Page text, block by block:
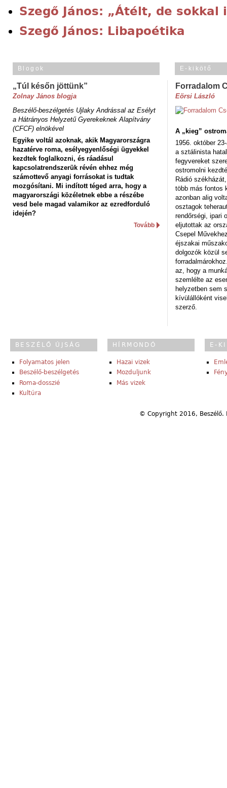
Szegő János: „Átélt, de
Szegő János: Libapoétika
Blogok
„Túl későn jöttünk”
Zolnay János blogja
Beszélő-beszélgetés Ujlaky Andrással az Esélyt
a Hátrányos Helyzetű Gyerekeknek Alapítvány
(CFCF) elnökével
Egyike voltál azoknak, akik Magyarországra
hazatérve roma, esélyegyenlőségi ügyekkel
kezdtek foglalkozni, és ráadásul
kapcsolatrendszerük révén ehhez még
számottevő anyagi forrásokat is tudtak
mozgósítani. Mi indított téged arra, hogy a
magyarországi közéletnek ebbe a részébe
vesd bele magad valamikor az ezredforduló
idején?
Tovább
E-kikötő
Forradalom
Eörsi László
A „kieg”
1956. október
a sztálinista
fegyvereket
ostromolni
Rádió
több más fontos
azonban alig
osztagok
rendőrségi, ipari
eljutottak az
Csepel
éjszakai
dolgozók közül
az, hogy a
szemlélte az
helyzetben sem
kívülállóként
szerző.
BESZÉLŐ ÚJSÁG
Folyamatos jelen
Beszélő-beszélgetés
Roma-dosszié
Kultúra
HÍRMONDÓ
Hazai vizek
Mozduljunk
Más vizek
E-
© Copyright 2016,